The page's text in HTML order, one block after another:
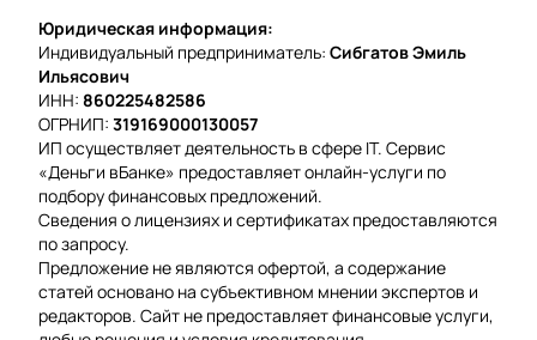
Юридическая информация:
Индивидуальный предприниматель: Сибгатов Эмиль
Ильясович
ИНН: 860225482586
ОГРНИП: 319169000130057
ИП осуществляет деятельность в сфере IT. Сервис
«Деньги вБанке» предоставляет онлайн-услуги по
подбору финансовых предложений.
Сведения о лицензиях и сертификатах предоставляются
по запросу.
Предложение не являются офертой, а содержание
статей основано на субъективном мнении экспертов и
редакторов. Сайт не предоставляет финансовые услуги,